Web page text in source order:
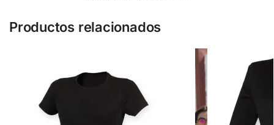
Productos relacionados